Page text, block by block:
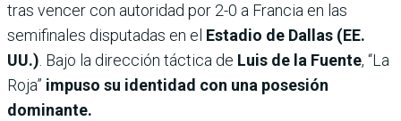
tras vencer con autoridad por 2-0 a Francia en las
semifinales disputadas en el Estadio de Dallas (EE.
UU.). Bajo la dirección táctica de Luis de la Fuente, “La
Roja” impuso su identidad con una posesión
dominante.